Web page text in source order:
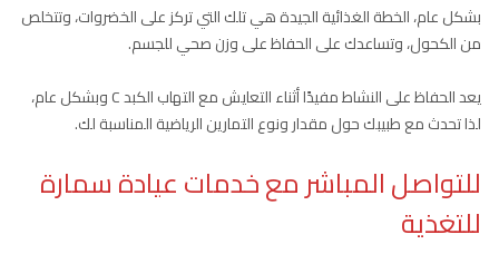
بشكل عام، الخطة الغذائية الجيدة هي تلك التي تركز على الخضروات، وتتخلص
من الكحول، وتساعدك على الحفاظ على وزن صحي للجسم.
يعد الحفاظ على النشاط مفيدًا أثناء التعايش مع التهاب الكبد C وبشكل عام،
لذا تحدث مع طبيبك حول مقدار ونوع التمارين الرياضية المناسبة لك.
للتواصل المباشر مع خدمات عيادة سمارة
للتغذية